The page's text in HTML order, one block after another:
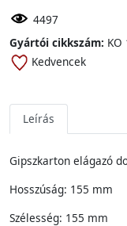
4497
Gyártói cikkszám: KO
Kedvencek
Leírás
Gipszkarton elágazó
Hosszúság: 155 mm
Szélesség: 155 mm